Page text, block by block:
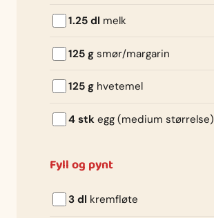
1.25 dl melk
125 g smør/margarin
125 g hvetemel
4 stk egg (medium størrelse)
Fyll og pynt
3 dl kremfløte